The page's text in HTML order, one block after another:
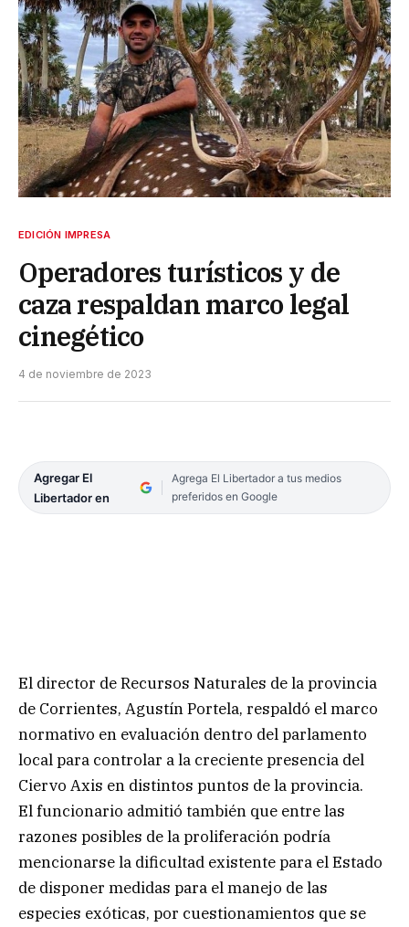
EDICIÓN IMPRESA
Operadores turísticos y de
caza respaldan marco legal
cinegético
4 de noviembre de 2023
Agregar El
Libertador en
Agrega El Libertador a tus medios
preferidos en Google
El director de Recursos Naturales de la provincia
de Corrientes, Agustín Portela, respaldó el marco
normativo en evaluación dentro del parlamento
local para controlar a la creciente presencia del
Ciervo Axis en distintos puntos de la provincia.
El funcionario admitió también que entre las
razones posibles de la proliferación podría
mencionarse la dificultad existente para el Estado
de disponer medidas para el manejo de las
especies exóticas, por cuestionamientos que se